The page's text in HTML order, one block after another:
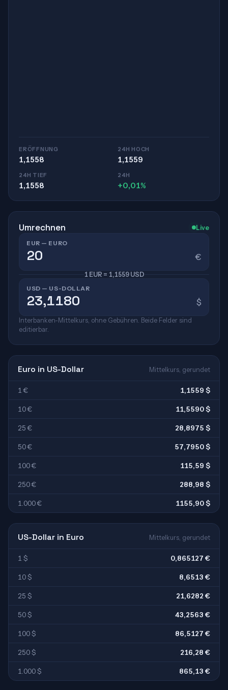
ERÖFFNUNG
1,1558
24H HOCH
1,1559
24H TIEF
1,1558
24H
+0,01%
Umrechnen Live
EUR — EURO
€
1 EUR = 1,1559 USD
USD — US-DOLLAR
$
Interbanken-Mittelkurs, ohne Gebühren. Beide Felder sind
editierbar.
Euro in US-Dollar Mittelkurs, gerundet
1 € 1,1559 $
10 € 11,5590 $
25 € 28,8975 $
50 € 57,7950 $
100 € 115,59 $
250 € 288,98 $
1.000 € 1155,90 $
US-Dollar in Euro Mittelkurs, gerundet
1 $ 0,865127 €
10 $ 8,6513 €
25 $ 21,6282 €
50 $ 43,2563 €
100 $ 86,5127 €
250 $ 216,28 €
1.000 $ 865,13 €